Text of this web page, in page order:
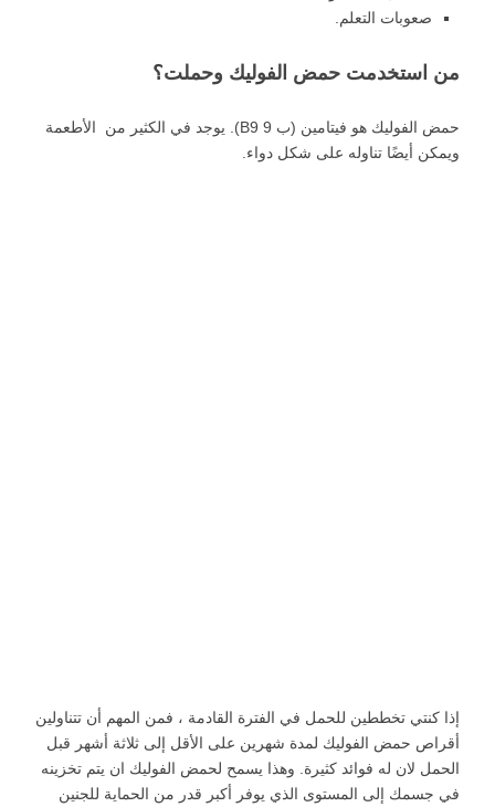
صعوبات التعلم.
من استخدمت حمض الفوليك وحملت؟
حمض الفوليك هو فيتامين (ب 9 B9). يوجد في الكثير من الأطعمة
ويمكن أيضًا تناوله على شكل دواء.
إذا كنتي تخططين للحمل في الفترة القادمة ، فمن المهم أن تتناولين
أقراص حمض الفوليك لمدة شهرين على الأقل إلى ثلاثة أشهر قبل
الحمل لان له فوائد كثيرة. وهذا يسمح لحمض الفوليك ان يتم تخزينه
في جسمك إلى المستوى الذي يوفر أكبر قدر من الحماية للجنين